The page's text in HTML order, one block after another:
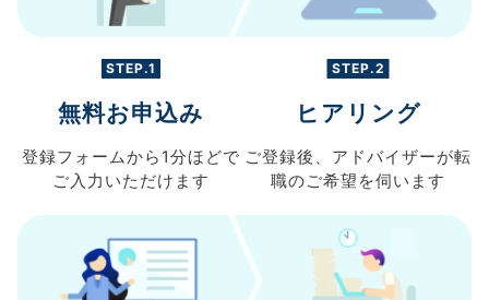
STEP.1
無料お申込み
登録フォームから 1分ほどで
ご入力 いただけます
STEP.2
ヒアリング
ご登録後、 アドバイザーが転
職のご希望を伺います